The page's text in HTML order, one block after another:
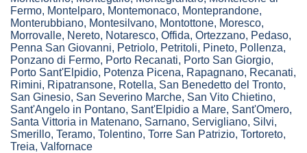
Fermo, Montelparo, Montemonaco, Monteprandone,
Monterubbiano, Montesilvano, Montottone, Moresco,
Morrovalle, Nereto, Notaresco, Offida, Ortezzano, Pedaso,
Penna San Giovanni, Petriolo, Petritoli, Pineto, Pollenza,
Ponzano di Fermo, Porto Recanati, Porto San Giorgio,
Porto Sant'Elpidio, Potenza Picena, Rapagnano, Recanati,
Rimini, Ripatransone, Rotella, San Benedetto del Tronto,
San Ginesio, San Severino Marche, San Vito Chietino,
Sant'Angelo in Pontano, Sant'Elpidio a Mare, Sant'Omero,
Santa Vittoria in Matenano, Sarnano, Servigliano, Silvi,
Smerillo, Teramo, Tolentino, Torre San Patrizio, Tortoreto,
Treia, Valfornace